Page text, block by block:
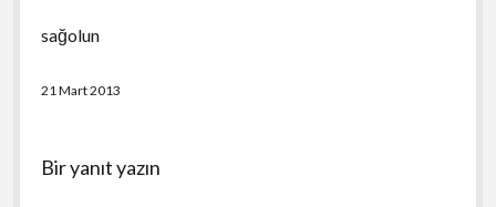
sağolun
21 Mart 2013
Bir yanıt yazın